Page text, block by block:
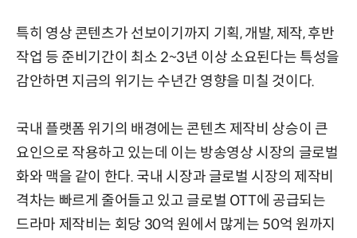
특히 영상 콘텐츠가 선보이기까지 기획, 개발, 제작, 후반
작업 등 준비기간이 최소 2~3년 이상 소요된다는 특성을
감안하면 지금의 위기는 수년간 영향을 미칠 것이다.
국내 플랫폼 위기의 배경에는 콘텐츠 제작비 상승이 큰
요인으로 작용하고 있는데 이는 방송영상 시장의 글로벌
화와 맥을 같이 한다. 국내 시장과 글로벌 시장의 제작비
격차는 빠르게 줄어들고 있고 글로벌 OTT에 공급되는
드라마 제작비는 회당 30억 원에서 많게는 50억 원까지